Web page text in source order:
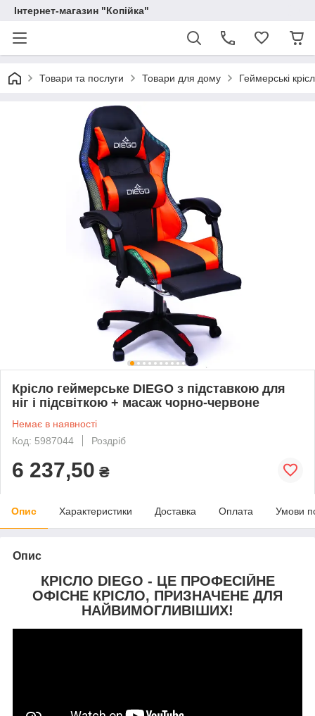
Інтернет-магазин "Копійка"
Товари та послуги Товари для дому Геймерські
Крісло геймерське DIEGO з підставкою для
ніг і підсвіткою + масаж чорно-червоне
Немає в наявності
Код: 5987044
Роздріб
6 237,50 ₴
Опис Характеристики Доставка Оплата Умови
Опис
КРІСЛО DIEGO - ЦЕ ПРОФЕСІЙНЕ
ОФІСНЕ КРІСЛО, ПРИЗНАЧЕНЕ ДЛЯ
НАЙВИМОГЛИВІШИХ!